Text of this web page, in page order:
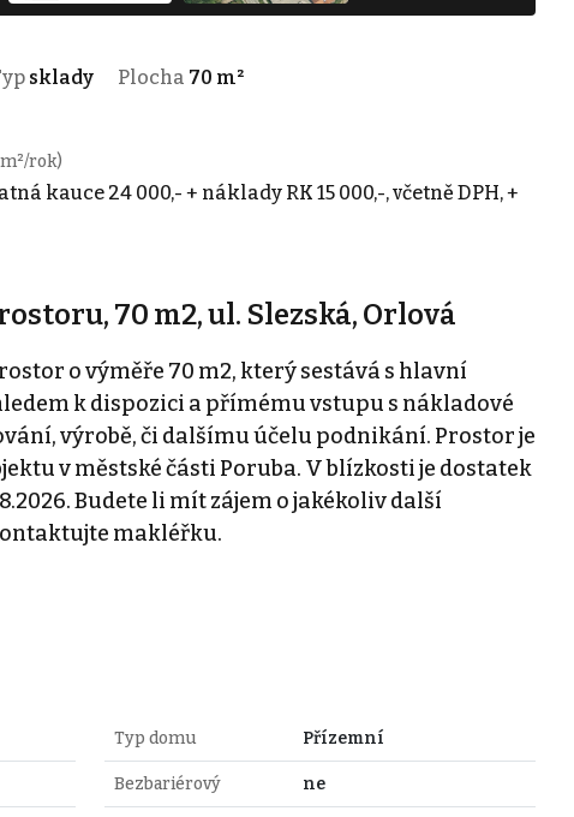
sklady Plocha 70 m²
rok)
kauce 24 000,- + náklady RK 15 000,-, včetně DPH, +
70 m2, ul. Slezská, Orlová
o výměře 70 m2, který sestává s hlavní
k dispozici a přímému vstupu s nákladové
výrobě, či dalšímu účelu podnikání. Prostor je
v městské části Poruba. V blízkosti je dostatek
Budete li mít zájem o jakékoliv další
makléřku.
Typ domu Přízemní
Bezbariérový ne